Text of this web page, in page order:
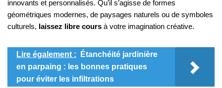
innovants et personnalisés. Qu’il s’agisse de formes
géométriques modernes, de paysages naturels ou de symboles
culturels, laissez libre cours à votre imagination créative.
Lire également :
Étanchéité jardinière
en parpaing : les bonnes pratiques
pour éviter les infiltrations